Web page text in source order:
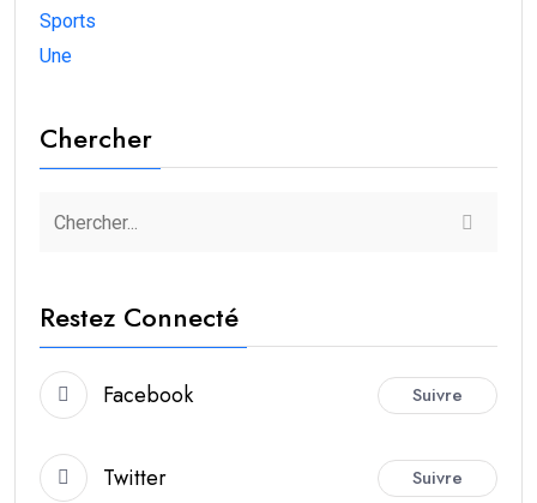
Sports
Une
Chercher
Restez Connecté
Facebook Suivre
Twitter Suivre